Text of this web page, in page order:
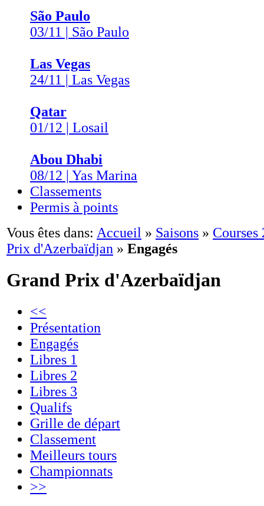
São Paulo
03/11 | São Paulo
Las Vegas
24/11 | Las Vegas
Qatar
01/12 | Losail
Abou Dhabi
08/12 | Yas Marina
Classements
Permis à points
Vous êtes dans: Accueil » Saisons » Courses
Prix d'Azerbaïdjan » Engagés
Grand Prix d'Azerbaïdjan
<<
Présentation
Engagés
Libres 1
Libres 2
Libres 3
Qualifs
Grille de départ
Classement
Meilleurs tours
Championnats
>>